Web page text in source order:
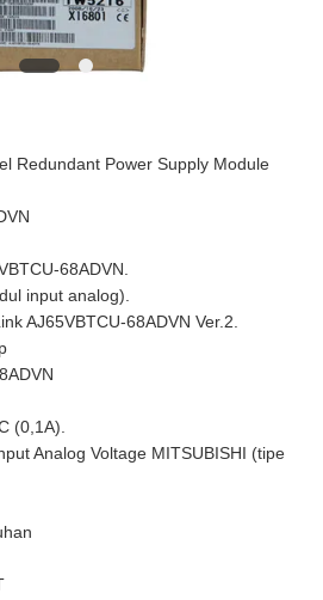
Redundant Power Supply Module
68ADVN.
input analog).
AJ65VBTCU-68ADVN Ver.2.
(0,1A).
Analog Voltage MITSUBISHI (tipe